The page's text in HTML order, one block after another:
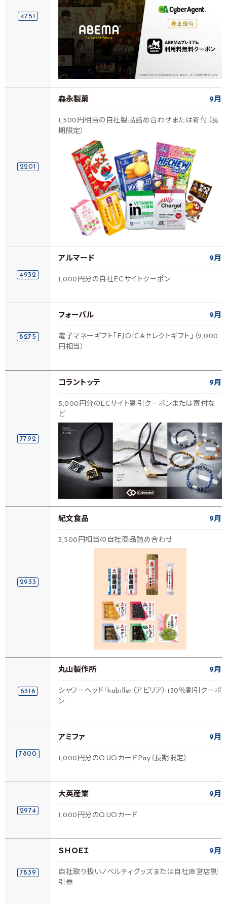
4751
2201
森永製菓 9月
1,500円相当の自社製品詰め合わせまたは寄付（長
期限定）
4932
アルマード 9月
1,000円分の自社ECサイトクーポン
8275
フォーバル 9月
電子マネーギフト「EJOICAセレクトギフト」（2,000
円相当）
7792
コラントッテ 9月
5,000円分のECサイト割引クーポンまたは寄付な
ど
2933
紀文食品 9月
3,500円相当の自社商品詰め合わせ
6316
丸山製作所 9月
シャワーヘッド「habiller（アビリア）」30％割引クーポ
ン
7800
アミファ 9月
1,000円分のQUOカードPay（長期限定）
2974
大英産業 9月
1,000円分のQUOカード
7839
ＳＨＯＥＩ 9月
自社取り扱いノベルティグッズまたは自社直営店割
引券